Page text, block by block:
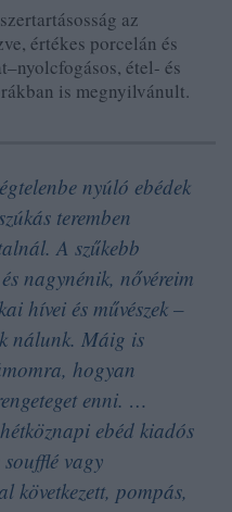
az
értékes porcelán és
étel- és
is megnyilvánult.
nyúló ebédek
teremben
A szűkebb
nagynénik, nővéreim
hívei és művészek –
nálunk. Máig is
hogyan
enni. …
ebéd kiadós
vagy
következett, pompás,